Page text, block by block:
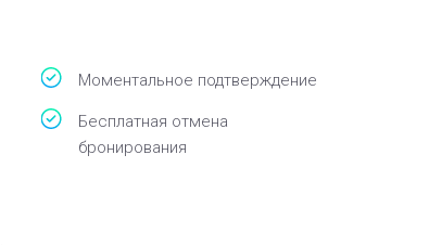
Моментальное подтверждение
Бесплатная отмена
бронирования